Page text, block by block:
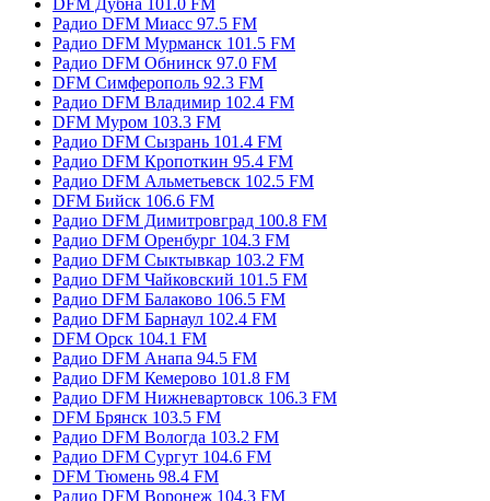
DFM Дубна 101.0 FM
Радио DFM Миасс 97.5 FM
Радио DFM Мурманск 101.5 FM
Радио DFM Обнинск 97.0 FM
DFM Симферополь 92.3 FM
Радио DFM Владимир 102.4 FM
DFM Муром 103.3 FM
Радио DFM Сызрань 101.4 FM
Радио DFM Кропоткин 95.4 FM
Радио DFM Альметьевск 102.5 FM
DFM Бийск 106.6 FM
Радио DFM Димитровград 100.8 FM
Радио DFM Оренбург 104.3 FM
Радио DFM Сыктывкар 103.2 FM
Радио DFM Чайковский 101.5 FM
Радио DFM Балаково 106.5 FM
Радио DFM Барнаул 102.4 FM
DFM Орск 104.1 FM
Радио DFM Анапа 94.5 FM
Радио DFM Кемерово 101.8 FM
Радио DFM Нижневартовск 106.3 FM
DFM Брянск 103.5 FM
Радио DFM Вологда 103.2 FM
Радио DFM Сургут 104.6 FM
DFM Тюмень 98.4 FM
Радио DFM Воронеж 104.3 FM